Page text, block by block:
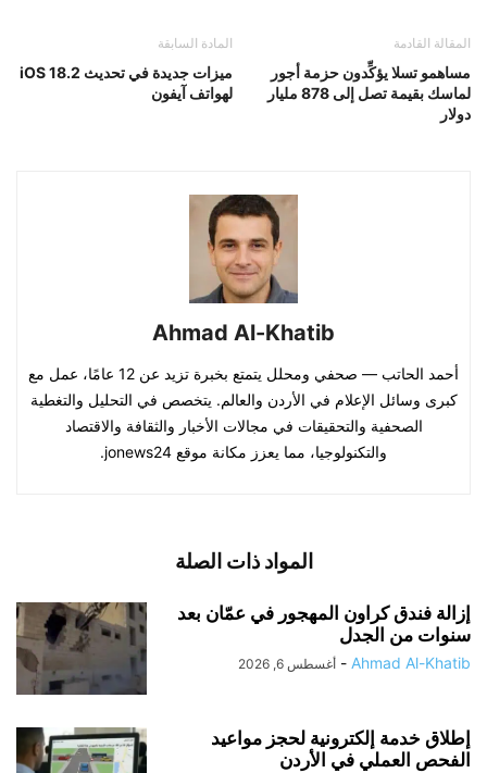
المادة السابقة
ميزات جديدة في تحديث iOS 18.2
لهواتف آيفون
المقالة القادمة
مساهمو تسلا يؤكِّدون حزمة أجور
لماسك بقيمة تصل إلى 878 مليار
دولار
Ahmad Al-Khatib
أحمد الحاتب — صحفي ومحلل يتمتع بخبرة تزيد عن 12 عامًا، عمل مع
كبرى وسائل الإعلام في الأردن والعالم. يتخصص في التحليل والتغطية
الصحفية والتحقيقات في مجالات الأخبار والثقافة والاقتصاد
والتكنولوجيا، مما يعزز مكانة موقع jonews24.
المواد ذات الصلة
إزالة فندق كراون المهجور في عمّان بعد
سنوات من الجدل
Ahmad Al-Khatib
- أغسطس 6, 2026
إطلاق خدمة إلكترونية لحجز مواعيد
الفحص العملي في الأردن